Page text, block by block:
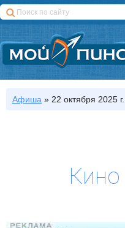
Афиша » 22 октября 2025 г.
Кино